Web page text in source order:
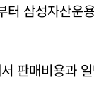
터 삼성자산운
판매비용과